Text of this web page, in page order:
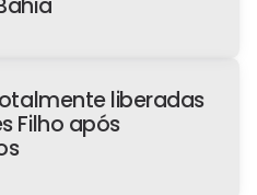
liberadas
Filho após